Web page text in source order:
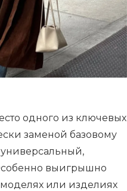
одного из ключевых
заменой базовому
выигрышно
моделях или изделиях